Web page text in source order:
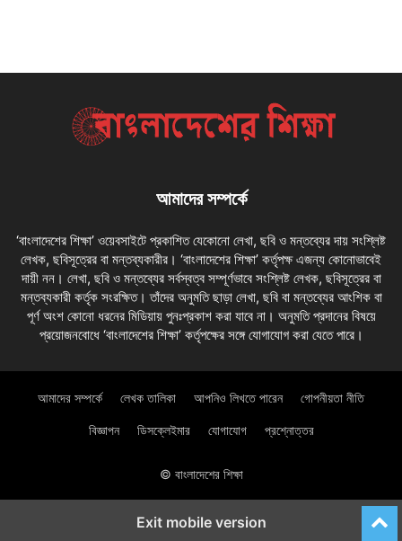
আমাদের সম্পর্কে
‘বাংলাদেশের শিক্ষা’ ওয়েবসাইটে প্রকাশিত যেকোনো লেখা, ছবি ও মন্তব্যের দায় সংশ্লিষ্ট
লেখক, ছবিসূত্রের বা মন্তব্যকারীর। ‘বাংলাদেশের শিক্ষা’ কর্তৃপক্ষ এজন্য কোনোভাবেই
দায়ী নন। লেখা, ছবি ও মন্তব্যের সর্বস্বত্ব সম্পূর্ণভাবে সংশ্লিষ্ট লেখক, ছবিসূত্রের বা
মন্তব্যকারী কর্তৃক সংরক্ষিত। তাঁদের অনুমতি ছাড়া লেখা, ছবি বা মন্তব্যের আংশিক বা
পূর্ণ অংশ কোনো ধরনের মিডিয়ায় পুনঃপ্রকাশ করা যাবে না। অনুমতি প্রদানের বিষয়ে
প্রয়োজনবোধে ‘বাংলাদেশের শিক্ষা’ কর্তৃপক্ষের সঙ্গে যোগাযোগ করা যেতে পারে।
আমাদের সম্পর্কে লেখক তালিকা আপনিও লিখতে পারেন গোপনীয়তা নীতি
বিজ্ঞাপন ডিসক্লেইমার যোগাযোগ প্রশ্নোত্তর
© বাংলাদেশের শিক্ষা
Exit mobile version